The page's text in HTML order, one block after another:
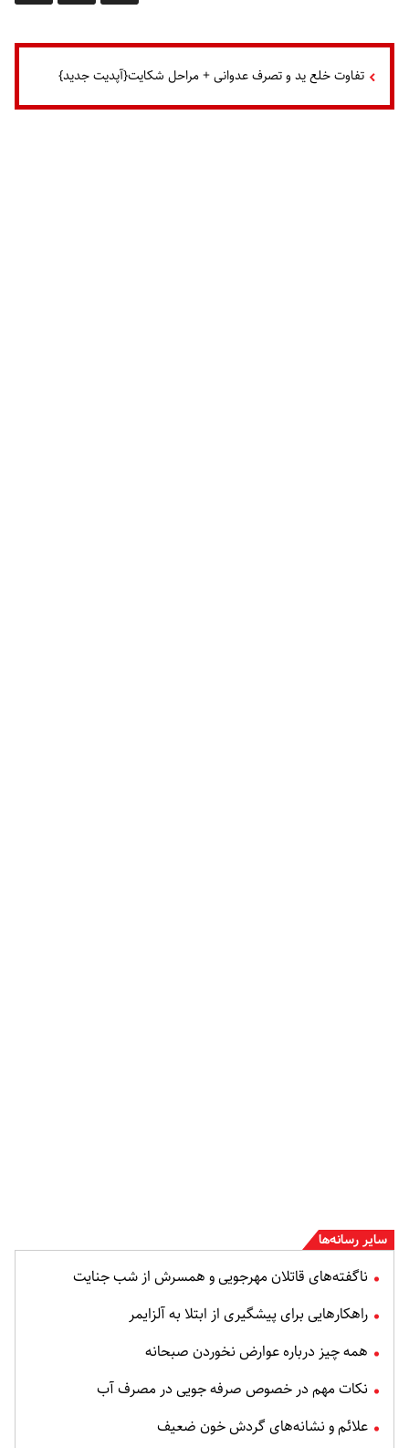
تفاوت خلع ید و تصرف عدوانی + مراحل شکایت{آپدیت جدید}
سایر رسانه‌ها
ناگفته‌های قاتلان مهرجویی و همسرش از شب جنایت
راهکارهایی برای پیشگیری از ابتلا به آلزایمر
همه چیز درباره عوارض نخوردن صبحانه
نکات مهم در خصوص صرفه جویی در مصرف آب
علائم و نشانه‌های گردش خون ضعیف